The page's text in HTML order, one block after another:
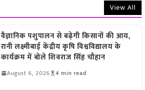
View All
वैज्ञानिक पशुपालन से बढ़ेगी किसानों की आय,
रानी लक्ष्मीबाई केंद्रीय कृषि विश्वविद्यालय के
कार्यक्रम में बोले शिवराज सिंह चौहान
August 6, 2026 4 min read